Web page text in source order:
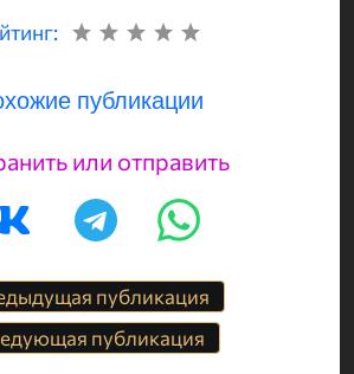
публикации
или отправить
публикация
публикация